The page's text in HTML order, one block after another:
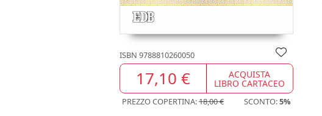
ISBN 9788810260050
17,10 € ACQUISTA
LIBRO CARTACEO
PREZZO COPERTINA:18,00 € SCONTO:5%